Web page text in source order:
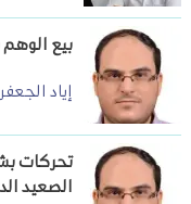
بيع
إياد
تحركات
الصعيد